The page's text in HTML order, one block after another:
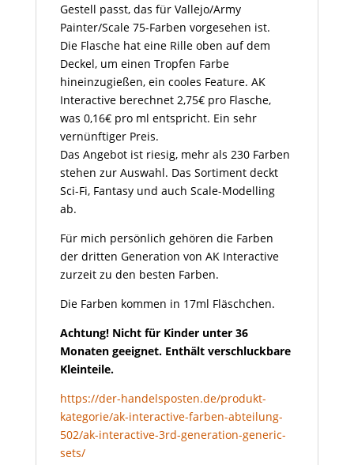
Gestell passt, das für Vallejo/Army
Painter/Scale 75-Farben vorgesehen ist.
Die Flasche hat eine Rille oben auf dem
Deckel, um einen Tropfen Farbe
hineinzugießen, ein cooles Feature. AK
Interactive berechnet 2,75€ pro Flasche,
was 0,16€ pro ml entspricht. Ein sehr
vernünftiger Preis.
Das Angebot ist riesig, mehr als 230 Farben
stehen zur Auswahl. Das Sortiment deckt
Sci-Fi, Fantasy und auch Scale-Modelling
ab.
Für mich persönlich gehören die Farben
der dritten Generation von AK Interactive
zurzeit zu den besten Farben.
Die Farben kommen in 17ml Fläschchen.
Achtung! Nicht für Kinder unter 36
Monaten geeignet. Enthält verschluckbare
Kleinteile.
https://der-handelsposten.de/produkt-
kategorie/ak-interactive-farben-abteilung-
502/ak-interactive-3rd-generation-generic-
sets/